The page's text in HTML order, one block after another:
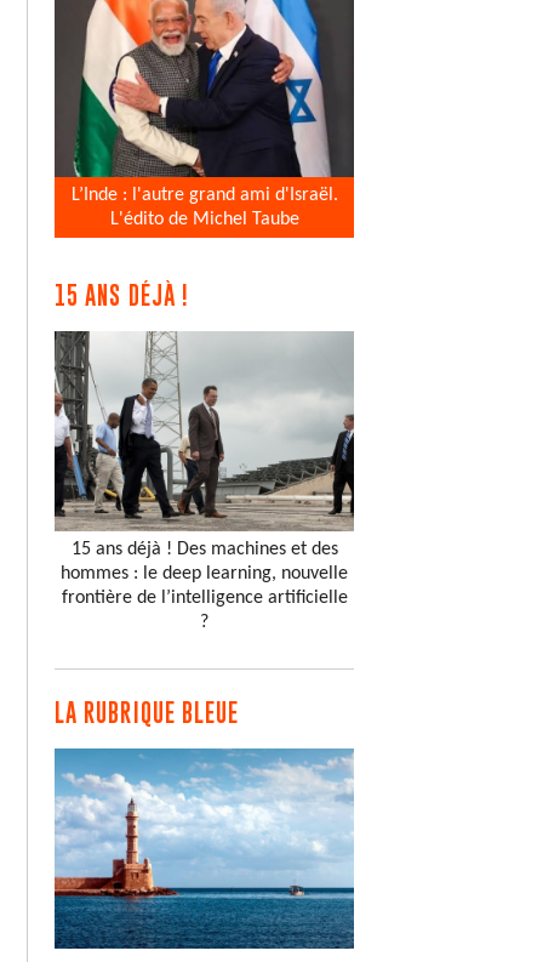
L’Inde : l'autre grand ami d'Israël.
L'édito de Michel Taube
15 ANS DÉJÀ !
15 ans déjà ! Des machines et des
hommes : le deep learning, nouvelle
frontière de l’intelligence artificielle
?
LA RUBRIQUE BLEUE